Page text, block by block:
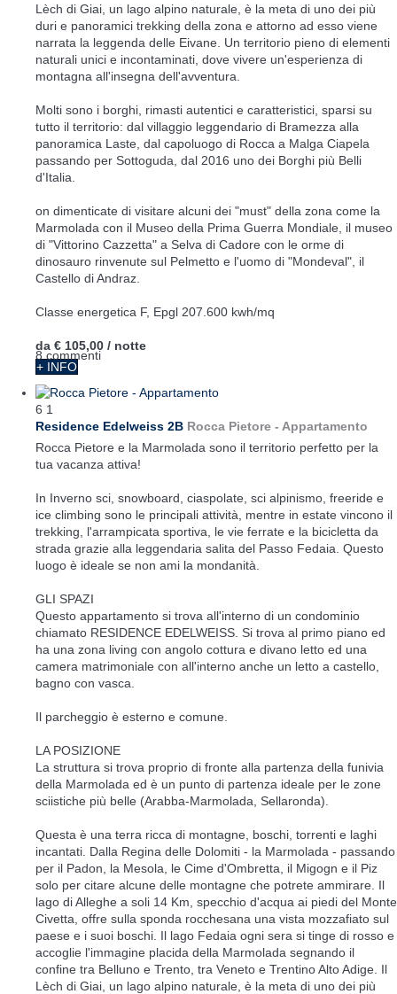
Lèch di Giai, un lago alpino naturale, è la meta di uno dei più
duri e panoramici trekking della zona e attorno ad esso viene
narrata la leggenda delle Eivane. Un territorio pieno di elementi
naturali unici e incontaminati, dove vivere un'esperienza di
montagna all'insegna dell'avventura.
Molti sono i borghi, rimasti autentici e caratteristici, sparsi su
tutto il territorio: dal villaggio leggendario di Bramezza alla
panoramica Laste, dal capoluogo di Rocca a Malga Ciapela
passando per Sottoguda, dal 2016 uno dei Borghi più Belli
d'Italia.
on dimenticate di visitare alcuni dei "must" della zona come la
Marmolada con il Museo della Prima Guerra Mondiale, il museo
di "Vittorino Cazzetta" a Selva di Cadore con le orme di
dinosauro rinvenute sul Pelmetto e l'uomo di "Mondeval", il
Castello di Andraz.
Classe energetica F, Epgl 207.600 kwh/mq
8 commenti
da € 105,00 / notte
+ INFO
6 1
Residence Edelweiss 2B Rocca Pietore - Appartamento
Rocca Pietore e la Marmolada sono il territorio perfetto per la
tua vacanza attiva!
In Inverno sci, snowboard, ciaspolate, sci alpinismo, freeride e
ice climbing sono le principali attività, mentre in estate vincono il
trekking, l'arrampicata sportiva, le vie ferrate e la bicicletta da
strada grazie alla leggendaria salita del Passo Fedaia. Questo
luogo è ideale se non ami la mondanità.
GLI SPAZI
Questo appartamento si trova all'interno di un condominio
chiamato RESIDENCE EDELWEISS. Si trova al primo piano ed
ha una zona living con angolo cottura e divano letto ed una
camera matrimoniale con all'interno anche un letto a castello,
bagno con vasca.
Il parcheggio è esterno e comune.
LA POSIZIONE
La struttura si trova proprio di fronte alla partenza della funivia
della Marmolada ed è un punto di partenza ideale per le zone
sciistiche più belle (Arabba-Marmolada, Sellaronda).
Questa è una terra ricca di montagne, boschi, torrenti e laghi
incantati. Dalla Regina delle Dolomiti - la Marmolada - passando
per il Padon, la Mesola, le Cime d'Ombretta, il Migogn e il Piz
solo per citare alcune delle montagne che potrete ammirare. Il
lago di Alleghe a soli 14 Km, specchio d'acqua ai piedi del Monte
Civetta, offre sulla sponda rocchesana una vista mozzafiato sul
paese e i suoi boschi. Il lago Fedaia ogni sera si tinge di rosso e
accoglie l'immagine placida della Marmolada segnando il
confine tra Belluno e Trento, tra Veneto e Trentino Alto Adige. Il
Lèch di Giai, un lago alpino naturale, è la meta di uno dei più